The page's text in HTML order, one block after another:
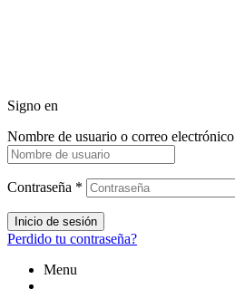
Signo en
Nombre de usuario o correo electrónico
Contraseña *
Inicio de sesión
Perdido tu contraseña?
Menu